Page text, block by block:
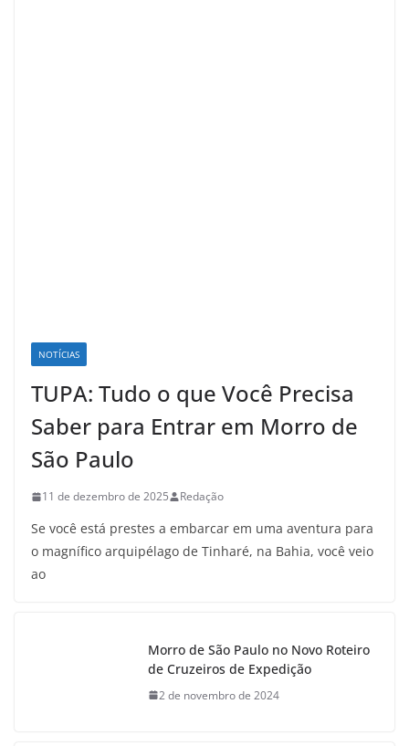
NOTÍCIAS
TUPA: Tudo o que Você Precisa
Saber para Entrar em Morro de
São Paulo
11 de dezembro de 2025 Redação
Se você está prestes a embarcar em uma aventura para
o magnífico arquipélago de Tinharé, na Bahia, você veio
ao
Morro de São Paulo no Novo Roteiro
de Cruzeiros de Expedição
2 de novembro de 2024